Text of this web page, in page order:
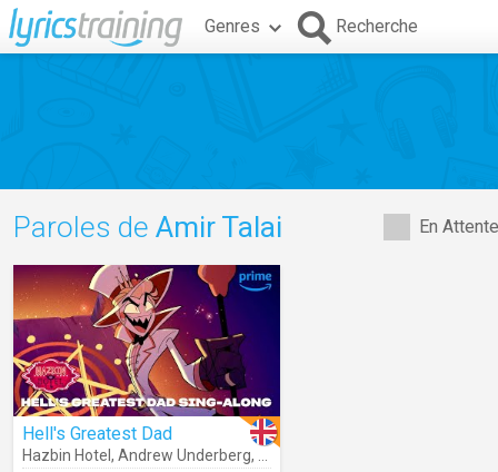
Genres Recherche
En
Paroles de Amir Talai
Hell's Greatest Dad
Hazbin Hotel , Andrew Underberg,